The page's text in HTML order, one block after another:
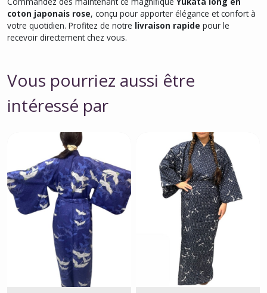
coton japonais rose, conçu pour apporter élégance et confort à
votre quotidien. Profitez de notre livraison rapide pour le
recevoir directement chez vous.
Vous pourriez aussi être
intéressé par